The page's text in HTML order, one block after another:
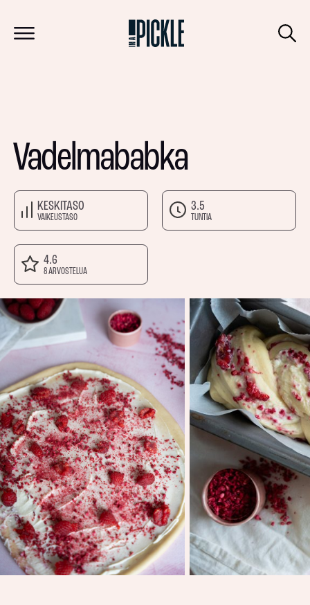
Vadelmababka
KESKITASO
VAIKEUSTASO
3.5
TUNTIA
4.6
8 ARVOSTELUA